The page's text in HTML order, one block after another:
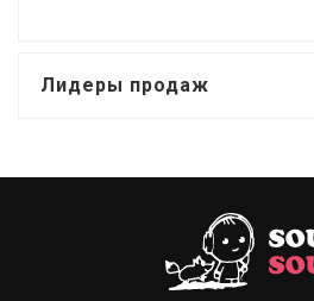
Лидеры продаж